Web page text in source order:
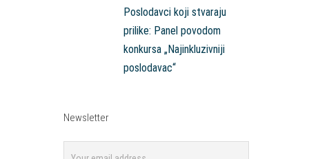
Poslodavci koji stvaraju
prilike: Panel povodom
konkursa „Najinkluzivniji
poslodavac“
Newsletter